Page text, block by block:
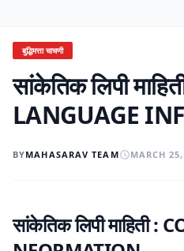
बुद्धिमत्ता चाचणी
सांकेतिक लिपी
LANGUAGE
BYMAHASARAV TEAM MARCH
सांकेतिक लिपी माहिती: